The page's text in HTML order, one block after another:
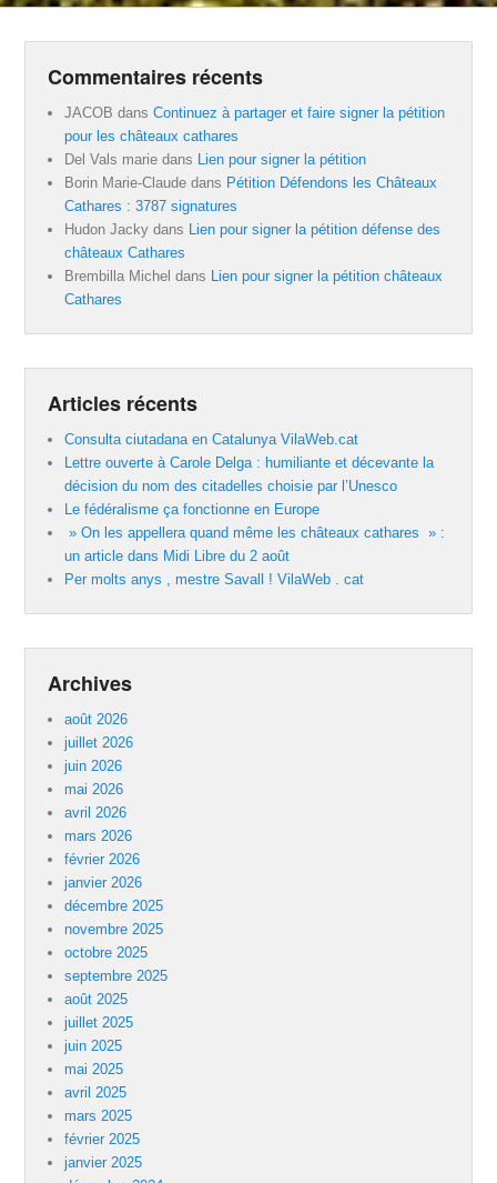
Commentaires récents
JACOB dansContinuez à partager et faire signer la pétition
pour les châteaux cathares
Del Vals marie dans Lien pour signer la pétition
Borin Marie-Claude dans Pétition Défendons les Châteaux
Cathares : 3787 signatures
Hudon Jacky dans Lien pour signer la pétition défense des
châteaux Cathares
Brembilla Michel dans Lien pour signer la pétition châteaux
Cathares
Articles récents
Consulta ciutadana en Catalunya VilaWeb.cat
Lettre ouverte à Carole Delga : humiliante et décevante la
décision du nom des citadelles choisie par l’Unesco
Le fédéralisme ça fonctionne en Europe
» On les appellera quand même les châteaux cathares » :
un article dans Midi Libre du 2 août
Per molts anys , mestre Savall ! VilaWeb . cat
Archives
août 2026
juillet 2026
juin 2026
mai 2026
avril 2026
mars 2026
février 2026
janvier 2026
décembre 2025
novembre 2025
octobre 2025
septembre 2025
août 2025
juillet 2025
juin 2025
mai 2025
avril 2025
mars 2025
février 2025
janvier 2025